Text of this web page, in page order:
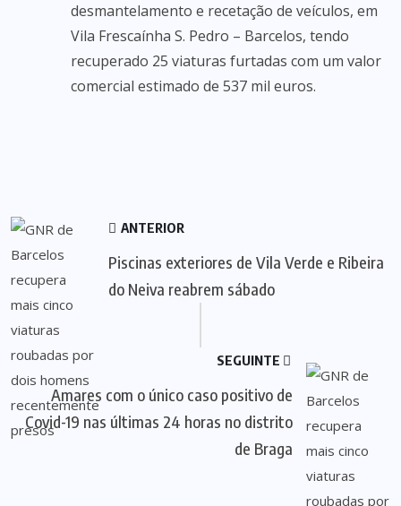
desmantelamento e recetação de veículos, em
Vila Frescaínha S. Pedro – Barcelos, tendo
recuperado 25 viaturas furtadas com um valor
comercial estimado de 537 mil euros.
ANTERIOR
Piscinas exteriores de Vila Verde e Ribeira
do Neiva reabrem sábado
SEGUINTE
Amares com o único caso positivo de
Covid-19 nas últimas 24 horas no distrito
de Braga